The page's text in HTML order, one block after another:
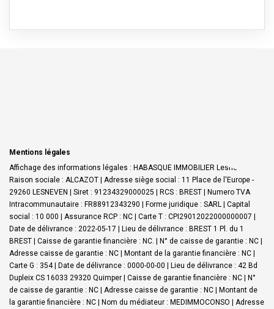
Mentions légales
Affichage des informations légales : HABASQUE IMMOBILIER Lesneven |
Raison sociale : ALCAZOT | Adresse siège social : 11 Place de l'Europe -
29260 LESNEVEN | Siret : 91234329000025 | RCS : BREST | Numero TVA
Intracommunautaire : FR88912343290 | Forme juridique : SARL | Capital
social : 10 000 | Assurance RCP : NC | Carte T : CPI29012022000000007 |
Date de délivrance : 2022-05-17 | Lieu de délivrance : BREST 1 Pl. du 1
BREST | Caisse de garantie financière : NC. | N° de caisse de garantie : NC |
Adresse caisse de garantie : NC | Montant de la garantie financière : NC |
Carte G : 354 | Date de délivrance : 0000-00-00 | Lieu de délivrance : 42 Bd
Dupleix CS 16033 29320 Quimper | Caisse de garantie financière : NC | N°
de caisse de garantie : NC | Adresse caisse de garantie : NC | Montant de
la garantie financière : NC | Nom du médiateur : MEDIMMOCONSO | Adresse